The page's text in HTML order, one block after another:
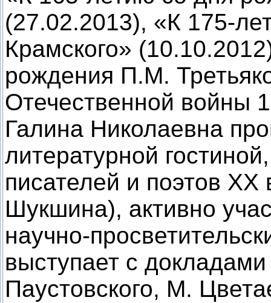
(27.02.2013), «К 175-
Крамского»
рождения П.М.
Отечественной войны
Галина Николаевна
литературной
писателей и поэтов
Шукшина), активно
научно-
выступает с
Паустовского, М.